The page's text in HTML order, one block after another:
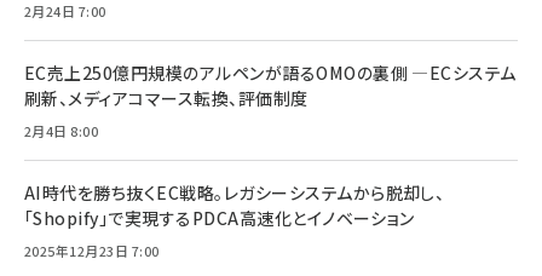
2月24日 7:00
EC売上250億円規模のアルペンが語るOMOの裏側 ―ECシステム
刷新、メディアコマース転換、評価制度
2月4日 8:00
AI時代を勝ち抜くEC戦略。レガシーシステムから脱却し、
「Shopify」で実現するPDCA高速化とイノベーション
2025年12月23日 7:00